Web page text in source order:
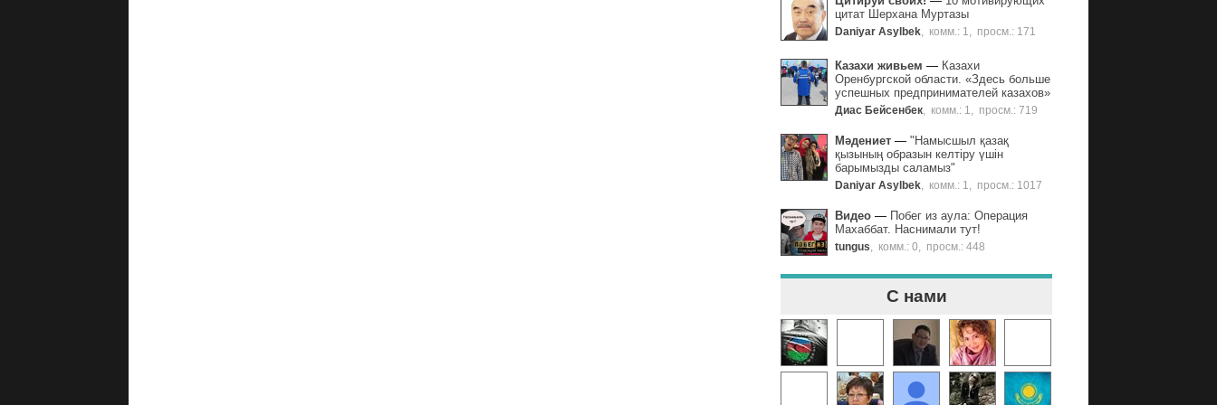
цитат Шерхана Муртазы
Daniyar Asylbek комм.: 1 просм.: 171
Казахи живьем — Казахи
Оренбургской области. «Здесь больше
успешных предпринимателей казахов»
Диас Бейсенбек комм.: 1 просм.: 719
Мәдениет — "Намысшыл қазақ
қызының образын келтіру үшін
барымызды саламыз"
Daniyar Asylbek комм.: 1 просм.: 1017
Видео — Побег из аула: Операция
Махаббат. Наснимали тут!
tungus комм.: 0 просм.: 448
С нами